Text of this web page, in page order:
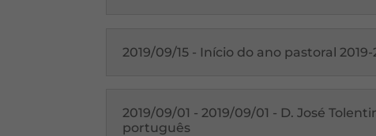
2019/09/15 - Início do ano pastoral
2019/09/01 - 2019/09/01 - D. José
português